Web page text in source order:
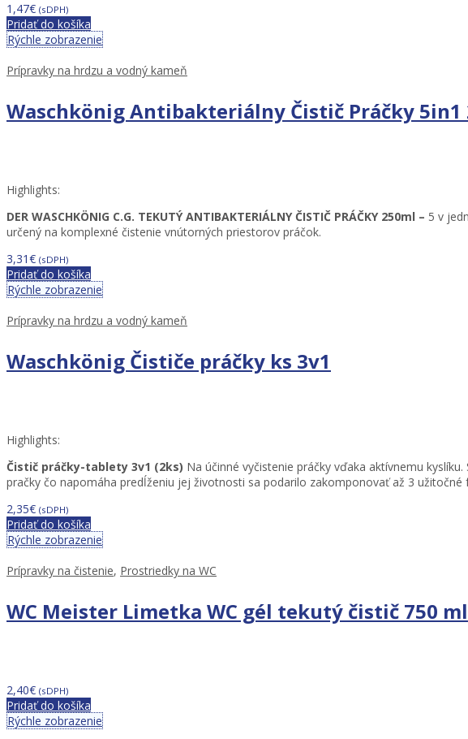
1,47€ (sDPH)
Pridať do košíka
Rýchle zobrazenie
Prípravky na hrdzu a vodný kameň
Waschkönig Antibakteriálny Čistič Práčky 5in1
Highlights:
DER WASCHKÖNIG C.G. TEKUTÝ ANTIBAKTERIÁLNY ČISTIČ PRÁČKY 250ml – 5 v
určený na komplexné čistenie vnútorných priestorov práčok.
3,31€ (sDPH)
Pridať do košíka
Rýchle zobrazenie
Prípravky na hrdzu a vodný kameň
Waschkönig Čističe práčky ks 3v1
Highlights:
Čistič práčky-tablety 3v1 (2ks) Na účinné vyčistenie práčky vďaka aktívnemu
pračky čo napomáha predĺženiu jej životnosti sa podarilo zakomponovať až 3 užitočné
2,35€ (sDPH)
Pridať do košíka
Rýchle zobrazenie
Prípravky na čistenie, Prostriedky na WC
WC Meister Limetka WC gél tekutý čistič 750 ml
2,40€ (sDPH)
Pridať do košíka
Rýchle zobrazenie